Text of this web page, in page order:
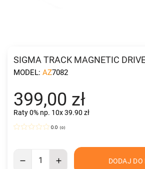
SIGMA TRACK MAGNETIC
MODEL: AZ7082
399,00 zł
Raty 0% np. 10x 39.90 zł
0.0 (0)
DODAJ DO